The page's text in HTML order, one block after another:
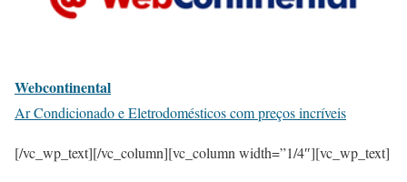
Webcontinental
Ar Condicionado e Eletrodomésticos com preços incríveis
[/vc_wp_text][/vc_column][vc_column width=”1/4″][vc_wp_text]